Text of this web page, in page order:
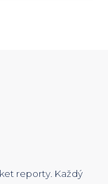
reporty. Každý